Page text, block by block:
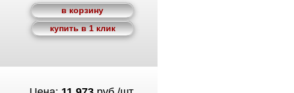
в корзину
купить в 1 клик